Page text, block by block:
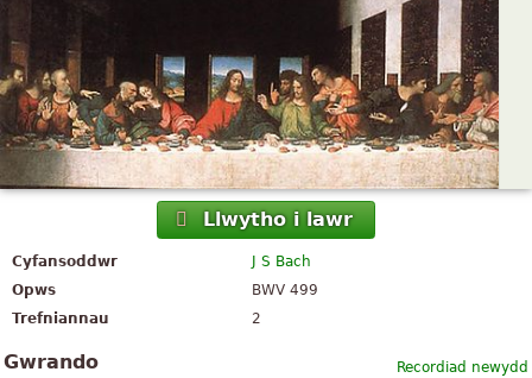
Llwytho i lawr
Cyfansoddwr
J S Bach
Opws
BWV 499
Trefniannau
2
Recordiad newydd
Gwrando